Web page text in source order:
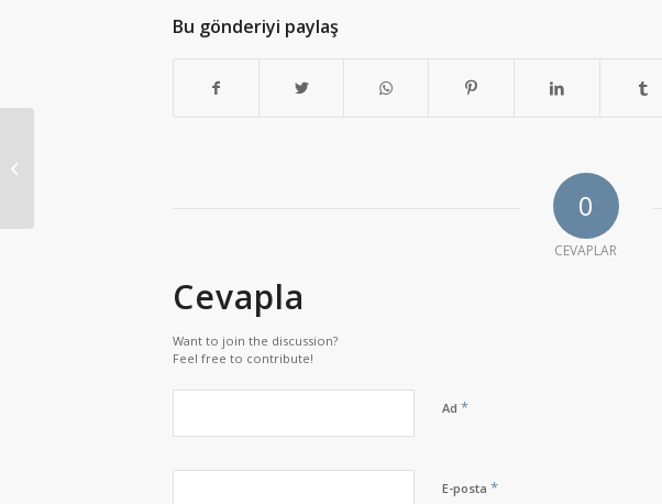
Bu gönderiyi paylaş
0
CEVAPLAR
Cevapla
Want to join the discussion?
Feel free to contribute!
Ad *
E-posta *